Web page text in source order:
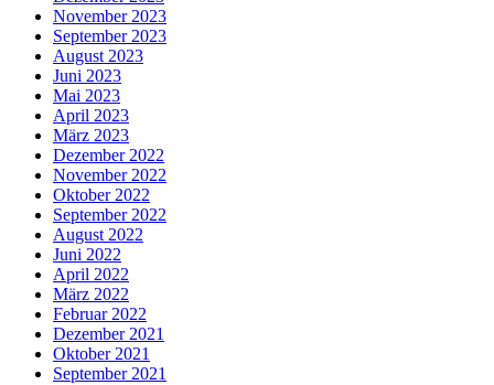
November 2023
September 2023
August 2023
Juni 2023
Mai 2023
April 2023
März 2023
Dezember 2022
November 2022
Oktober 2022
September 2022
August 2022
Juni 2022
April 2022
März 2022
Februar 2022
Dezember 2021
Oktober 2021
September 2021